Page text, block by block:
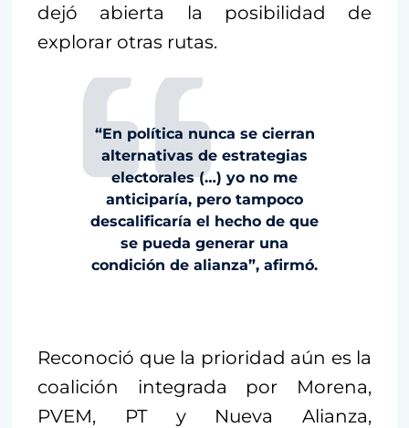
dejó abierta la posibilidad de
explorar otras rutas.
“En política nunca se cierran
alternativas de estrategias
electorales (…) yo no me
anticiparía, pero tampoco
descalificaría el hecho de que
se pueda generar una
condición de alianza”, afirmó.
Reconoció que la prioridad aún es la
coalición integrada por Morena,
PVEM, PT y Nueva Alianza,